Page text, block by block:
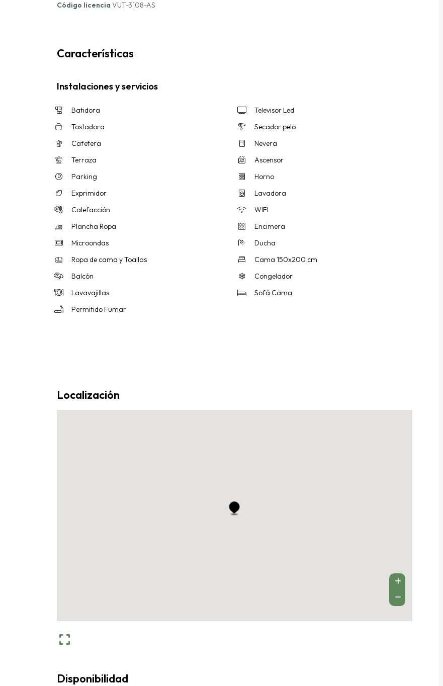
Código licencia VUT-3108-AS
Características
Instalaciones y servicios
Batidora
Televisor Led
Tostadora
Secador pelo
Cafetera
Nevera
Terraza
Ascensor
Parking
Horno
Exprimidor
Lavadora
Calefacción
WIFI
Plancha Ropa
Encimera
Microondas
Ducha
Ropa de cama y Toallas
Cama 150x200 cm
Balcón
Congelador
Lavavajillas
Sofá Cama
Permitido Fumar
Localización
Disponibilidad